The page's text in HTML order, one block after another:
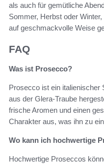
als auch für gemütliche
Sommer, Herbst oder
auf geschmackvolle Weise
FAQ
Was ist Prosecco?
Prosecco ist ein italienischer
aus der Glera-Traube
frische Aromen und einen
Charakter aus, was ihn zu
Wo kann ich hochwertige
Hochwertige Proseccos